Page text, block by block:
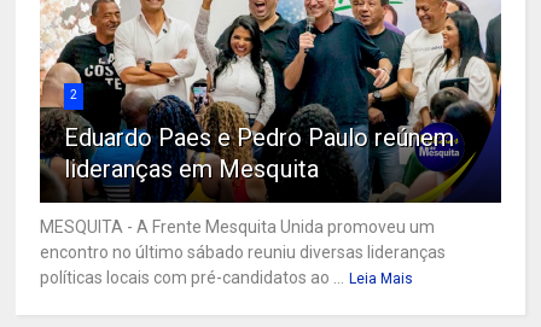
2
Eduardo Paes e Pedro Paulo reúnem
lideranças em Mesquita
MESQUITA - A Frente Mesquita Unida promoveu um
encontro no último sábado reuniu diversas lideranças
políticas locais com pré-candidatos ao ...
Leia Mais